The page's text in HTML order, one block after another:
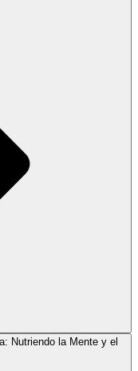
Nutriendo la Mente y el